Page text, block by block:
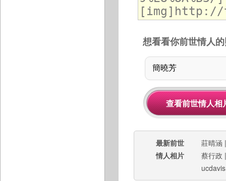
想看看你前世情人
最新前世
情人相片
莊晴涵
蔡行政